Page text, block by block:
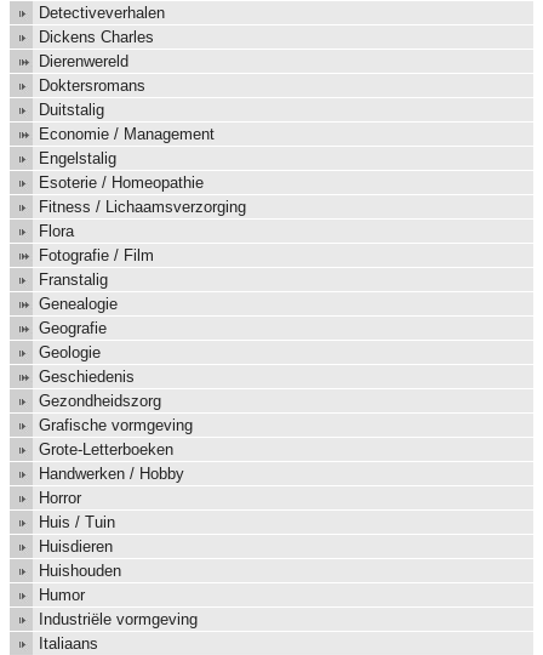
Detectiveverhalen
Dickens Charles
Dierenwereld
Doktersromans
Duitstalig
Economie / Management
Engelstalig
Esoterie / Homeopathie
Fitness / Lichaamsverzorging
Flora
Fotografie / Film
Franstalig
Genealogie
Geografie
Geologie
Geschiedenis
Gezondheidszorg
Grafische vormgeving
Grote-Letterboeken
Handwerken / Hobby
Horror
Huis / Tuin
Huisdieren
Huishouden
Humor
Industriële vormgeving
Italiaans